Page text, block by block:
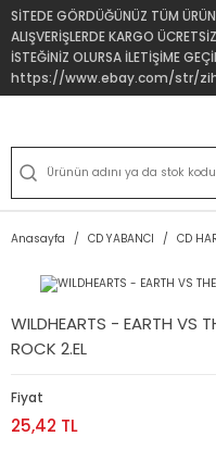
SİTEDE GÖRDÜĞÜNÜZ TÜM
ALIŞVERİŞLERDE KARGO
İSTEĞİNİZ OLURSA İLETİŞİME
https://www.ebay.com/str/
Anasayfa CD YABANCI CD
WILDHEARTS - EARTH VS
ROCK 2.EL
Fiyat
25,42 TL